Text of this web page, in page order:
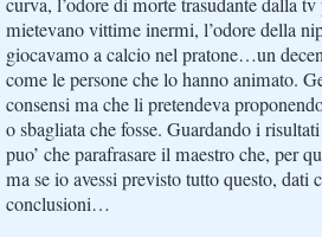
mietevano vittime inermi, l’odore della
giocavamo a calcio nel pratone…un
come le persone che lo hanno animato.
consensi ma che li pretendeva
o sbagliata che fosse. Guardando i
puo’ che parafrasare il maestro che, per
ma se io avessi previsto tutto questo, dati
conclusioni…